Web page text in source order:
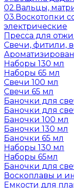
02.Вальцы,
03.Воскотопки
электрические
Пресса для
Свечи, фитили,
Наборы 130 мл
Наборы 65 мл
Свечи 100 мл
Свечи 65 мл
Баночки для
Баночки для
Баночки 100 мл
Баночки 130 мл
Баночки 65 мл
Наборы 130 мл
Наборы 65мл
Баночки для
Воскоплавы и
Емкости для